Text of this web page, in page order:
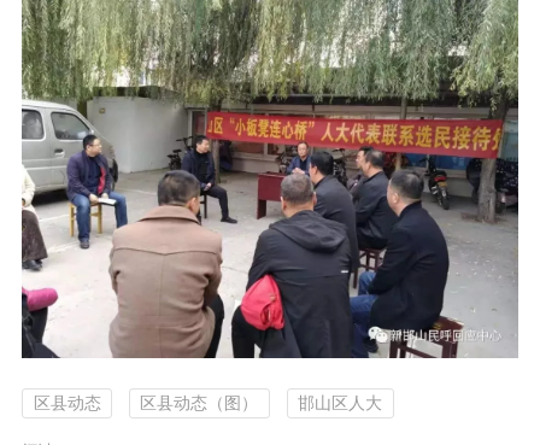
区县动态 区县动态（图） 邯山区人大